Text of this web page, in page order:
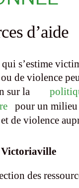
d’aide
s’estime
de violence
sur la
pour un milieu
de violence
Victoriaville
des